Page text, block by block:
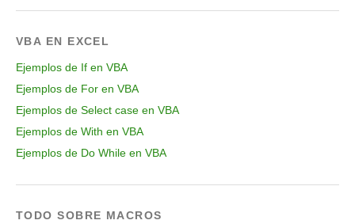
VBA EN EXCEL
Ejemplos de If en VBA
Ejemplos de For en VBA
Ejemplos de Select case en VBA
Ejemplos de With en VBA
Ejemplos de Do While en VBA
TODO SOBRE MACROS